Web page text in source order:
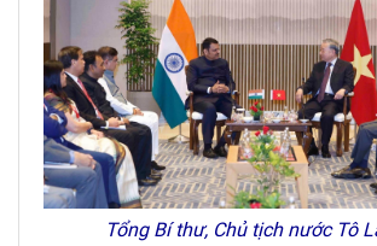
Tổng Bí thư, Chủ tịch nước Tô